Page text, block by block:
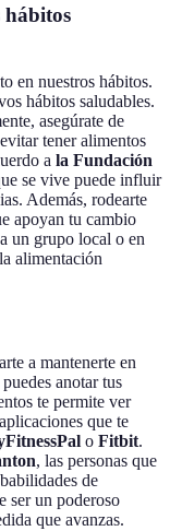
hábitos
en nuestros hábitos.
hábitos saludables.
asegúrate de
tener alimentos
a la Fundación
se vive puede influir
Además, rodearte
apoyan tu cambio
un grupo local o en
alimentación
a mantenerte en
anotar tus
te permite ver
que te
o Fitbit.
, las personas que
de
ser un poderoso
que avanzas.